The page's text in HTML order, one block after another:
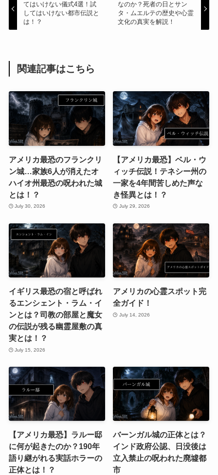
てはいけない儀式4選！試
してはいけない都市伝説と
は！？
なのか？死者の日とサン
タ・ムエルテの歴史や心霊
文化の真実を解説！
関連記事はこちら
アメリカ最恐のフランクリ
ン城…家族6人が消えたオ
ハイオ州最恐の呪われた城
とは！？
July 30, 2026
【アメリカ最恐】ベル・ウ
ィッチ伝説！テネシー州の
一家を4年間苦しめた声な
き怪異とは！？
July 29, 2026
イギリス最恐の宿と呼ばれ
るエンシェント・ラム・イ
ンとは？司教の部屋と魔女
の伝説が残る幽霊屋敷の真
実とは！？
July 15, 2026
アメリカの心霊スポット完
全ガイド！
July 14, 2026
【アメリカ最恐】ラルー邸
に何が起きたのか？190年
語り継がれる実話ホラーの
正体とは！？
バーンガル城の正体とは？
インド政府公認、日没後は
立入禁止の呪われた廃墟都
市